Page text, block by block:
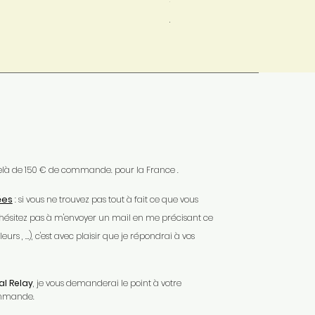
de 150 € de commande. pour la France .
: si vous ne trouvez pas tout à fait ce que vous
pas à m'envoyer un mail en me précisant ce
, …), c'est avec plaisir que je répondrai à vos
Relay, je vous demanderai le point à votre